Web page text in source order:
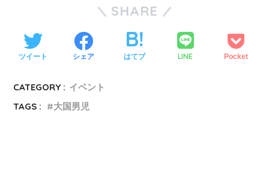
SHARE
ツイート シェア はてブ LINE Pocket
CATEGORY : イベント
TAGS :
大国男児